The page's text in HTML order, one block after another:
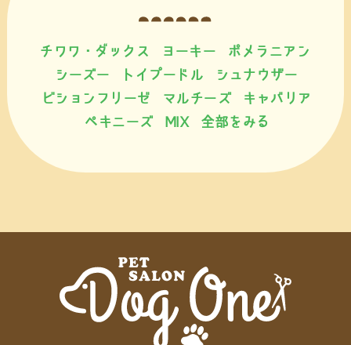
チワワ・ダックス ヨーキー
ポメラニアン
シーズー
トイプードル
シュナウザー
ビションフリーゼ
マルチーズ
キャバリア
ペキニーズ
MIX 全部をみる